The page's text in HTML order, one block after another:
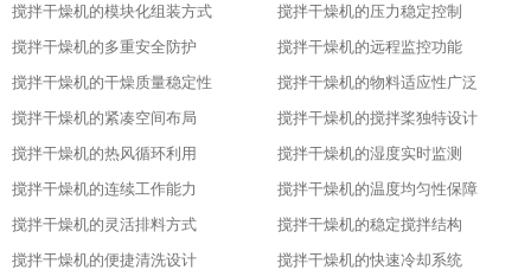
搅拌干燥机的模块化组装方式
搅拌干燥机的压力稳定控制
搅拌干燥机的多重安全防护
搅拌干燥机的远程监控功能
搅拌干燥机的干燥质量稳定性
搅拌干燥机的物料适应性广泛
搅拌干燥机的紧凑空间布局
搅拌干燥机的搅拌桨独特设计
搅拌干燥机的热风循环利用
搅拌干燥机的湿度实时监测
搅拌干燥机的连续工作能力
搅拌干燥机的温度均匀性保障
搅拌干燥机的灵活排料方式
搅拌干燥机的稳定搅拌结构
搅拌干燥机的便捷清洗设计
搅拌干燥机的快速冷却系统